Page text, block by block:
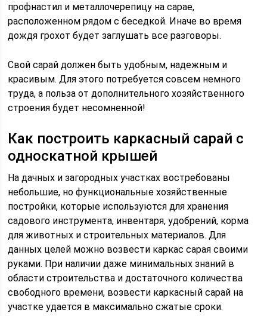
профнастил и металлочерепицу на сарае,
расположенном рядом с беседкой. Иначе во время
дождя грохот будет заглушать все разговоры.
Свой сарай должен быть удобным, надежным и
красивым. Для этого потребуется совсем немного
труда, а польза от дополнительного хозяйственного
строения будет несомненной!
Как построить каркасный сарай с
односкатной крышей
На дачных и загородных участках востребованы
небольшие, но функциональные хозяйственные
постройки, которые используются для хранения
садового инструмента, инвентаря, удобрений, корма
для животных и строительных материалов. Для
данных целей можно возвести каркас сарая своими
руками. При наличии даже минимальных знаний в
области строительства и достаточного количества
свободного времени, возвести каркасный сарай на
участке удается в максимально сжатые сроки.